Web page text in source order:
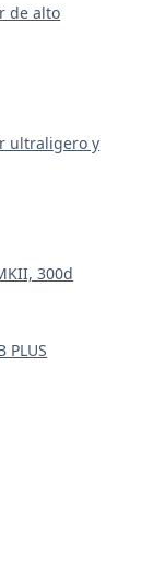
de alto
ultraligero y
300d
PLUS